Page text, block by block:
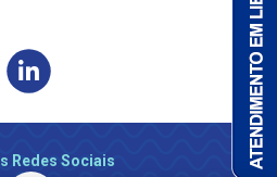
Redes Sociais